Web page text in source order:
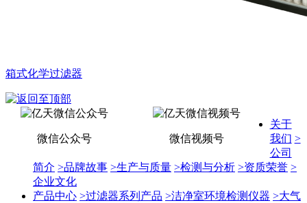
箱式化学过滤器
微信公众号 微信视频号
关于
我们 >
公司
简介 >品牌故事 >生产与质量 >检测与分析 >资质荣誉 >
企业文化
产品中心 >过滤器系列产品 >洁净室环境检测仪器 >大气